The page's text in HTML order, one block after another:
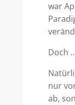
war
Doch
nur
ab,